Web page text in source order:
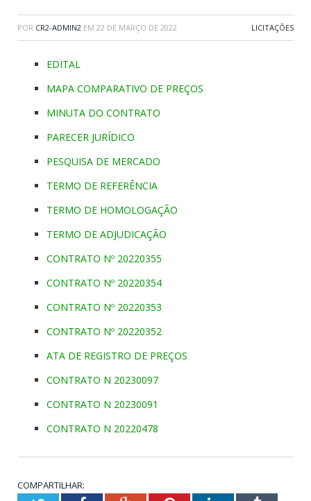
POR CR2-ADMIN2 EM 22 DE MARÇO DE 2022 LICITAÇÕES
EDITAL
MAPA COMPARATIVO DE PREÇOS
MINUTA DO CONTRATO
PARECER JURÍDICO
PESQUISA DE MERCADO
TERMO DE REFERÊNCIA
TERMO DE HOMOLOGAÇÃO
TERMO DE ADJUDICAÇÃO
CONTRATO Nº 20220355
CONTRATO Nº 20220354
CONTRATO Nº 20220353
CONTRATO Nº 20220352
ATA DE REGISTRO DE PREÇOS
CONTRATO N 20230097
CONTRATO N 20230091
CONTRATO N 20220478
COMPARTILHAR: